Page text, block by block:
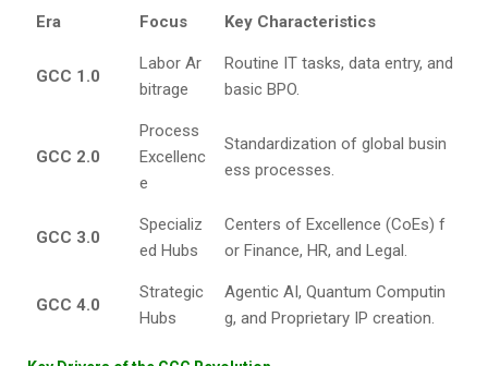
Era Focus Key Characteristics
GCC 1.0
Labor Ar
bitrage
Routine IT tasks, data entry, and
basic BPO.
GCC 2.0
Process
Excellenc
e
Standardization of global busin
ess processes.
GCC 3.0
Specializ
ed Hubs
Centers of Excellence (CoEs) f
or Finance, HR, and Legal.
GCC 4.0
Strategic
Hubs
Agentic AI, Quantum Computin
g, and Proprietary IP creation.